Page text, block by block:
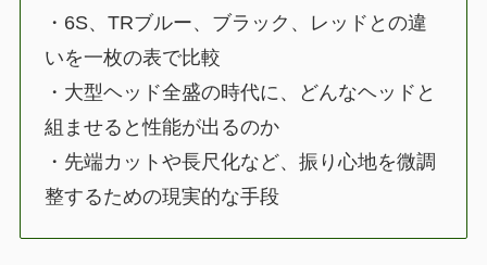
・6S、TRブルー、ブラック、レッドとの違
いを一枚の表で比較
・大型ヘッド全盛の時代に、どんなヘッドと
組ませると性能が出るのか
・先端カットや長尺化など、振り心地を微調
整するための現実的な手段